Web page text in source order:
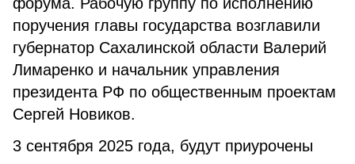
поручения главы государства возглавили
губернатор Сахалинской области Валерий
Лимаренко и начальник управления
президента РФ по общественным проектам
Сергей Новиков.
3 сентября 2025 года, будут приурочены